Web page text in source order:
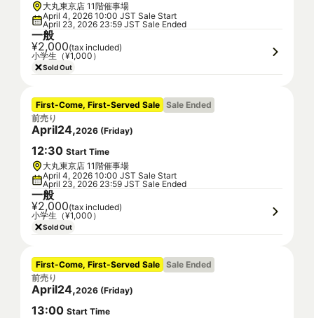
大丸東京店 11階催事場
April 4, 2026 10:00 JST Sale Start
April 23, 2026 23:59 JST Sale Ended
一般
¥2,000(tax included)
小学生（¥1,000）
Sold Out
First-Come, First-Served Sale Sale Ended
前売り
April24,2026 (Friday)
12:30 Start Time
大丸東京店 11階催事場
April 4, 2026 10:00 JST Sale Start
April 23, 2026 23:59 JST Sale Ended
一般
¥2,000(tax included)
小学生（¥1,000）
Sold Out
First-Come, First-Served Sale Sale Ended
前売り
April24,2026 (Friday)
13:00 Start Time